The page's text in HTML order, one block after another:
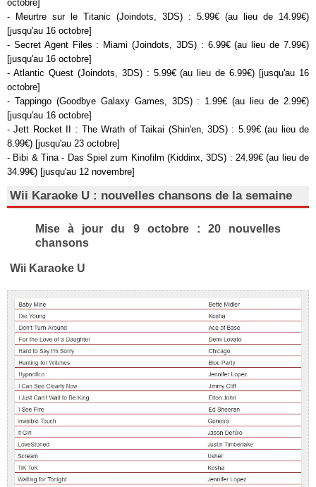
octobre]
- Meurtre sur le Titanic (Joindots, 3DS) : 5.99€ (au lieu de 14.99€)
[jusqu'au 16 octobre]
- Secret Agent Files : Miami (Joindots, 3DS) : 6.99€ (au lieu de 7.99€)
[jusqu'au 16 octobre]
- Atlantic Quest (Joindots, 3DS) : 5.99€ (au lieu de 6.99€) [jusqu'au 16
octobre]
- Tappingo (Goodbye Galaxy Games, 3DS) : 1.99€ (au lieu de 2.99€)
[jusqu'au 16 octobre]
- Jett Rocket II : The Wrath of Taikai (Shin'en, 3DS) : 5.99€ (au lieu de
8.99€) [jusqu'au 23 octobre]
- Bibi & Tina - Das Spiel zum Kinofilm (Kiddinx, 3DS) : 24.99€ (au lieu de
34.99€) [jusqu'au 12 novembre]
Wii Karaoke U : nouvelles chansons de la semaine
Mise à jour du 9 octobre : 20 nouvelles
chansons
Wii Karaoke U